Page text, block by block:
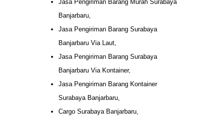
Jasa Pengiriman Barang Murah Surabaya
Banjarbaru,
Jasa Pengiriman Barang Surabaya
Banjarbaru Via Laut,
Jasa Pengiriman Barang Surabaya
Banjarbaru Via Kontainer,
Jasa Pengiriman Barang Kontainer
Surabaya Banjarbaru,
Cargo Surabaya Banjarbaru,